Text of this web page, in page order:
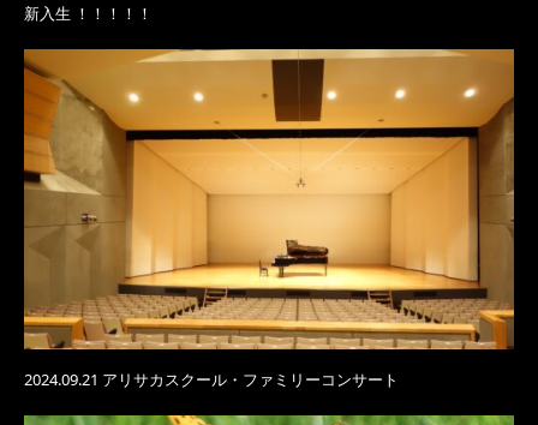
新入生 ！！！！！
2024.09.21 アリサカスクール・ファミリーコンサート